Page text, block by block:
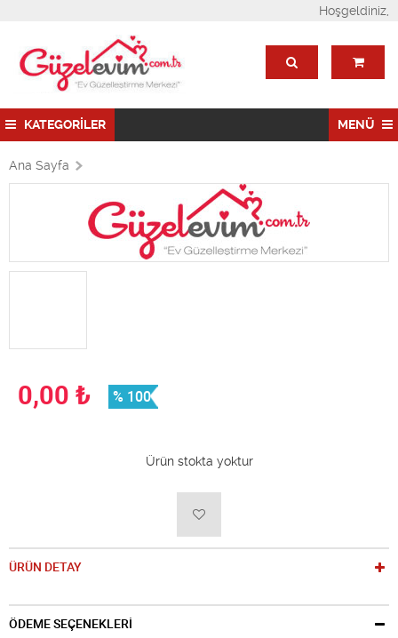
Hoşgeldiniz,
KATEGORİLER MENÜ
Ana Sayfa
0,00 ₺ % 100
Ürün stokta yoktur
ÜRÜN DETAY
ÖDEME SEÇENEKLERİ